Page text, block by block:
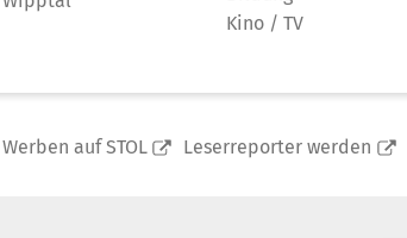
Kino / TV
Werben auf STOL Leserreporter werden